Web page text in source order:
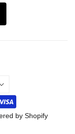
by Shopify